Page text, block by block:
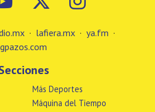
· lafiera.mx · ya.fm ·
gpazos.com
Más Deportes
Máquina del Tiempo